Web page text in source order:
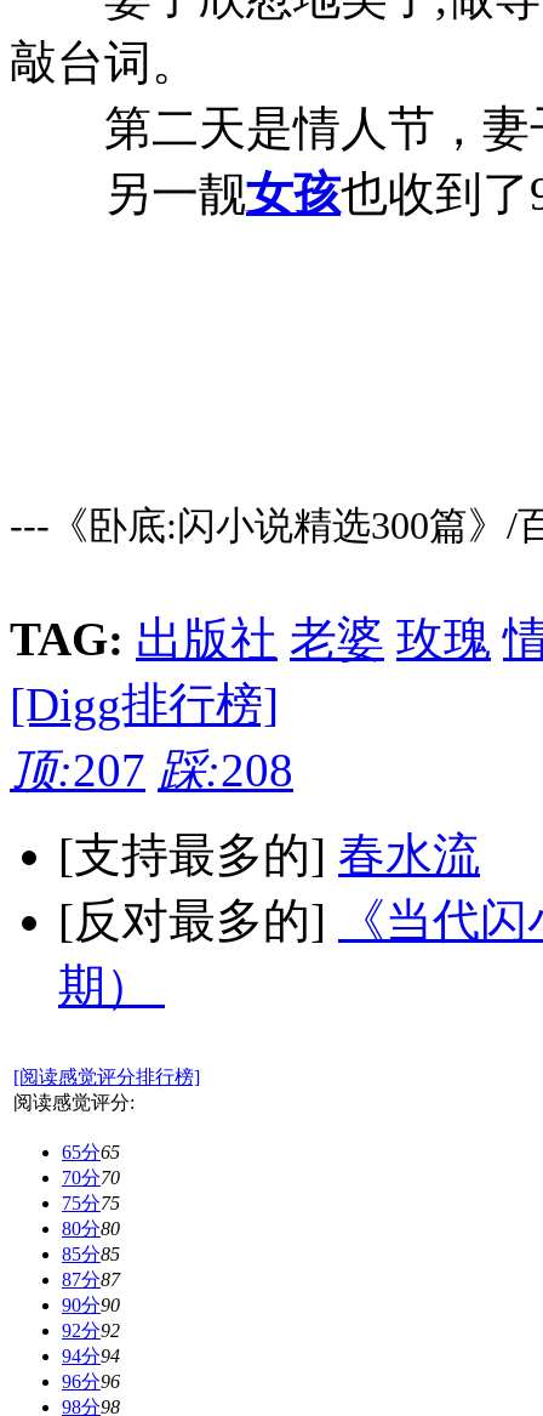
敲台词。
第二天是情人节，妻
另一靓女孩也收到了
---《卧底:闪小说精选300篇》/
TAG: 出版社 老婆 玫瑰
[Digg排行榜]
顶:207 踩:208
[支持最多的] 春水流
[反对最多的]
《当代
期）
[阅读感觉评分排行榜]
阅读感觉评分:
65分65
70分70
75分75
80分80
85分85
87分87
90分90
92分92
94分94
96分96
98分98